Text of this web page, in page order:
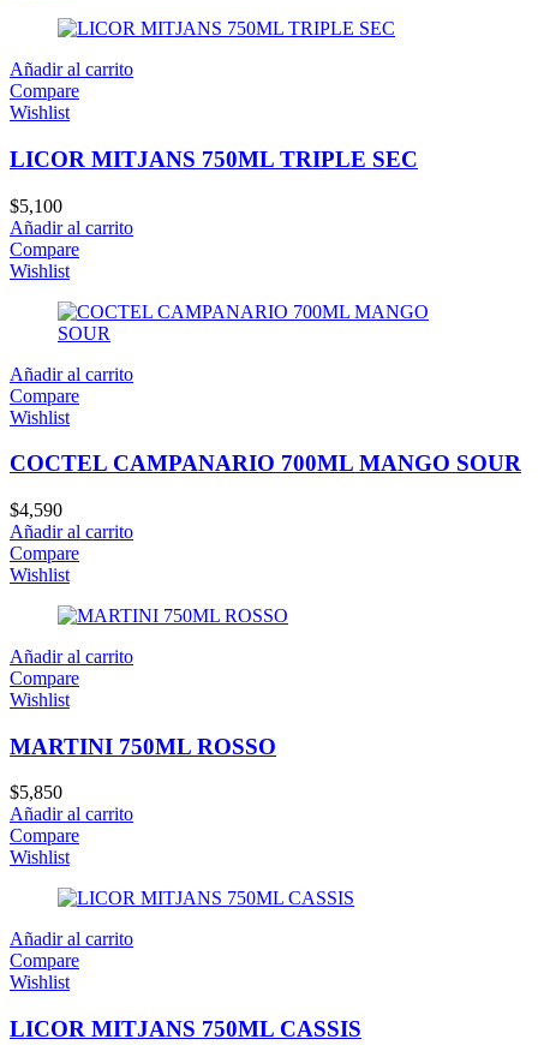
Añadir al carrito
Compare
Wishlist
LICOR MITJANS 750ML TRIPLE SEC
$5,100
Añadir al carrito
Compare
Wishlist
Añadir al carrito
Compare
Wishlist
COCTEL CAMPANARIO 700ML MANGO SOUR
$4,590
Añadir al carrito
Compare
Wishlist
Añadir al carrito
Compare
Wishlist
MARTINI 750ML ROSSO
$5,850
Añadir al carrito
Compare
Wishlist
Añadir al carrito
Compare
Wishlist
LICOR MITJANS 750ML CASSIS